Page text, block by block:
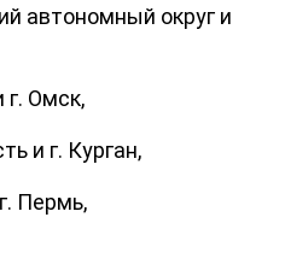
автономный округ и
г. Омск,
и г. Курган,
Пермь,